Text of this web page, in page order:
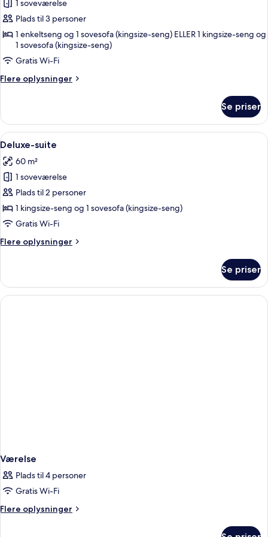
af
Deluxe-
værelse
3
personer
1 soveværelse
Plads til 3 personer
1 enkeltseng og 1 sovesofa (kingsize-seng) ELLER 1 kingsize-seng og
1 sovesofa (kingsize-seng)
Gratis Wi-Fi
Flere oplysninger
Flere
værelse
til
3
Se priser
Indlæs
alle
billeder
af
Deluxe-
suite
Et moderne hotelværelse med en
4
Deluxe-suite
60 m²
1 soveværelse
Plads til 2 personer
1 kingsize-seng og 1 sovesofa (kingsize-seng)
Gratis Wi-Fi
Flere oplysninger
Flere
suite
Se priser
Værelse
Plads til 4 personer
Gratis Wi-Fi
Flere oplysninger
Flere